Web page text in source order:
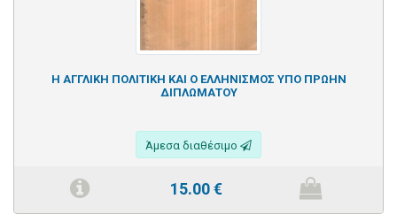
Η ΑΓΓΛΙΚΗ ΠΟΛΙΤΙΚΗ ΚΑΙ Ο ΕΛΛΗΝΙΣΜΟΣ ΥΠΟ ΠΡΩΗΝ
ΔΙΠΛΩΜΑΤΟΥ
Άμεσα διαθέσιμο
15.00€